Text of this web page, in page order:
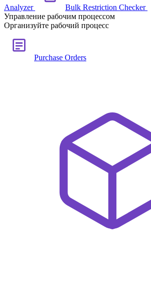
Analyzer Bulk Restriction Checker
Управление рабочим процессом
Организуйте рабочий процесс
Purchase Orders